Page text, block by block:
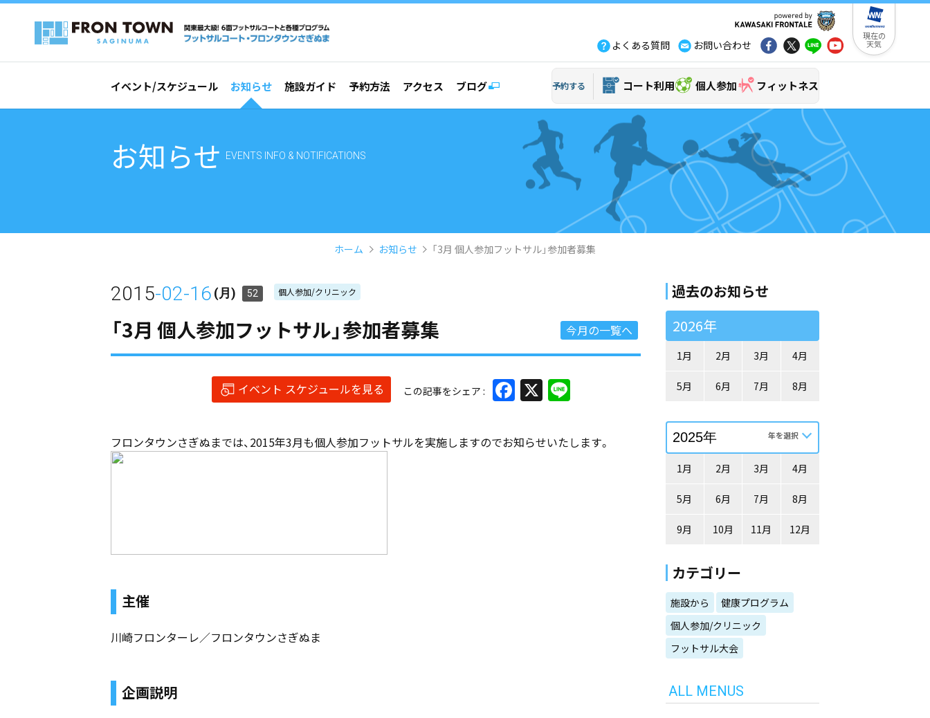
現在の
天気
よくある質問 お問い合わせ
イベント/スケジュール お知らせ 施設ガイド 予約方法 アクセス ブログ 予約する コート利用 個人参加 フィットネス
お知らせ EVENTS INFO & NOTIFICATIONS
ホーム お知らせ 「3月 個人参加フットサル」参加者募集
2015-02-16 (月) 52 個人参加/クリニック
「3月 個人参加フットサル」参加者募集 今月の一覧へ
イベント スケジュールを見る この記事をシェア Facebook
X Line
フロンタウンさぎぬまでは、2015年3月も個人参加フットサルを実施しますのでお知らせいたします。
主催
川崎フロンターレ／フロンタウンさぎぬま
企画説明
過去のお知らせ
2026年
1月 2月 3月 4月
5月 6月 7月 8月
1月 2月 3月 4月
5月 6月 7月 8月
9月 10月 11月 12月
カテゴリー
施設から
健康プログラム
個人参加/クリニック
フットサル大会
ALL MENUS